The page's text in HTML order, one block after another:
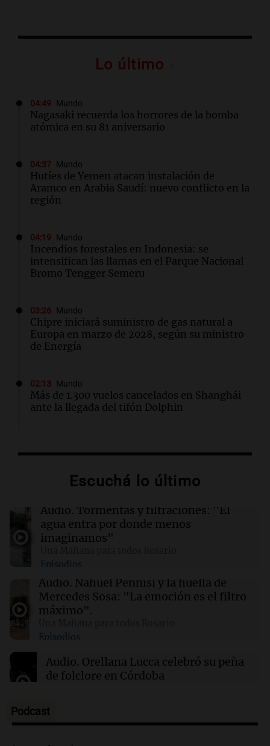
Lo último
04:49 Mundo
Nagasaki recuerda los horrores de la bomba
atómica en su 81 aniversario
04:37 Mundo
Hutíes de Yemen atacan instalación de
Aramco en Arabia Saudí: nuevo conflicto en la
región
04:19 Mundo
Incendios forestales en Indonesia: se
intensifican las llamas en el Parque Nacional
Bromo Tengger Semeru
03:26 Mundo
Chipre iniciará suministro de gas natural a
Europa en marzo de 2028, según su ministro
de Energía
02:13 Mundo
Más de 1.300 vuelos cancelados en Shanghái
ante la llegada del tifón Dolphin
Airbnb acelera el lanzamiento de funciones
búsqueda
El Pentágono solicita a la industria de defensa
un aumento en la producción de armas
01:31 Ciencia
Reducir alimentos dulces no disminuye
antojos ni mejora la salud, según estudio
01:29 Mundo
El lago Mead alcanza su nivel más bajo en 90
años, evidenciando la crisis hídrica en EE.UU.
Escuchá lo último
Audio. Tormentas y filtraciones: "El
agua entra por donde menos
imaginamos"
Episodios
Audio. Nahuel Pennisi y la huella de
Mercedes Sosa: "La emoción es el filtro
máximo".
Episodios
Audio. Orellana Lucca celebró su peña
de folclore en Córdoba
Audio.Trágico accidente en Mendoza:
Podcast